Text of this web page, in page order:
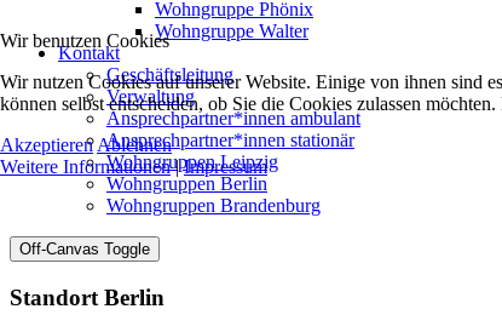
Wohngruppe Phönix
Wohngruppe Walter
Kontakt
Geschäftsleitung
Verwaltung
Ansprechpartner*innen ambulant
Ansprechpartner*innen stationär
Wohngruppen Leipzig
Wohngruppen Berlin
Wohngruppen Brandenburg
Off-Canvas Toggle
Standort Berlin
Wir benutzen Cookies
Wir nutzen Cookies auf unserer Website. Einige von ihnen sind
können selbst entscheiden, ob Sie die Cookies zulassen
Akzeptieren Ablehnen
Weitere Informationen|Impressum